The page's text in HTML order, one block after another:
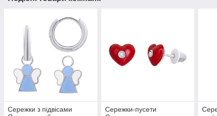
Сережки з підвісами
Сережки-пусети